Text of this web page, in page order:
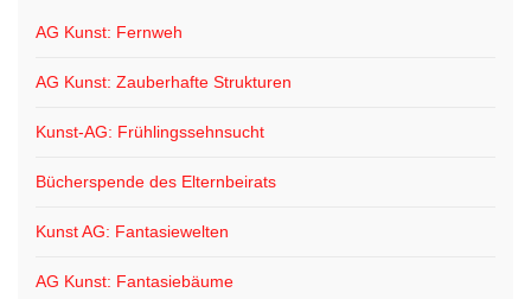
AG Kunst: Fernweh
AG Kunst: Zauberhafte Strukturen
Kunst-AG: Frühlingssehnsucht
Bücherspende des Elternbeirats
Kunst AG: Fantasiewelten
AG Kunst: Fantasiebäume